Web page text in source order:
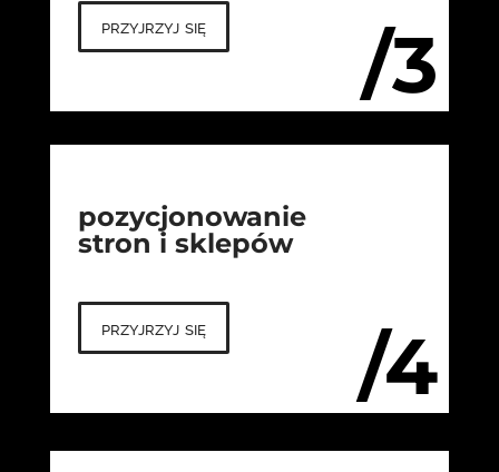
/3
przyjrzyj się
/4
pozycjonowanie
stron i sklepów
przyjrzyj się